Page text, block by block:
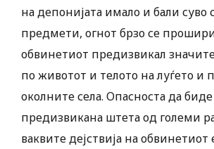
на депонијата имало и бали суво
предмети, огнот брзо се
обвинетиот предизвикал
по животот и телото на луѓето и
околните села. Опасноста да биде
предизвикана штета од големи
ваквите дејствија на обвинетиот